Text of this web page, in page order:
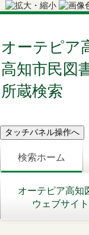
オーテピア
高知市民図
所蔵検索
検索ホーム
オーテピア高知
ウェブサイ